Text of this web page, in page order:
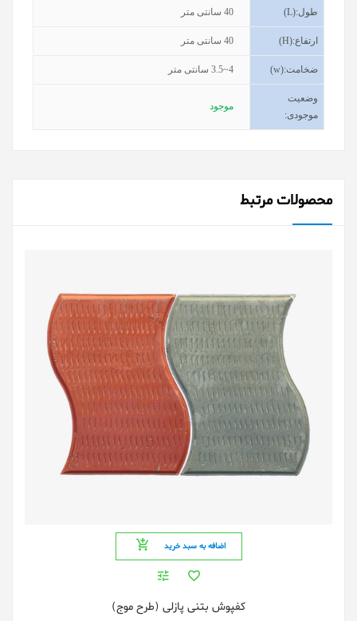
طول(L):
40 سانتی متر
ارتفاع(H):
40 سانتی متر
ضخامت(w):
3.5~4 سانتی متر
وضعیت
موجودی:
موجود
محصولات مرتبط
اضافه به سبد خرید
کفپوش بتنی پازلی (طرح موج)